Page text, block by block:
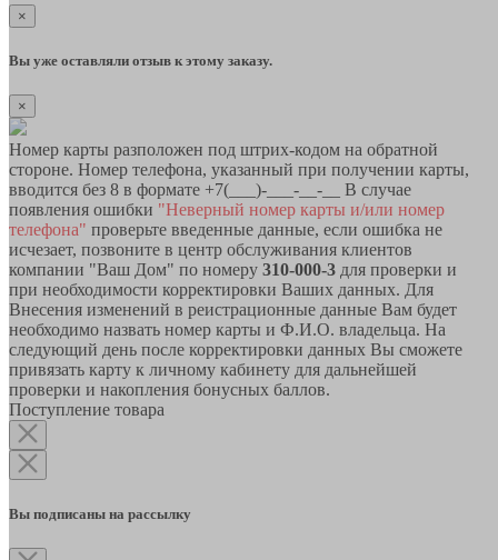
×
Вы уже оставляли отзыв к этому заказу.
×
Номер карты разположен под штрих-кодом на обратной
стороне. Номер телефона, указанный при получении карты,
вводится без 8 в формате +7(___)-___-__-__ В случае
появления ошибки "Неверный номер карты и/или номер
телефона" проверьте введенные данные, если ошибка не
исчезает, позвоните в центр обслуживания клиентов
компании "Ваш Дом" по номеру 310-000-3 для проверки и
при необходимости корректировки Ваших данных. Для
Внесения изменений в реистрационные данные Вам будет
необходимо назвать номер карты и Ф.И.О. владельца. На
следующий день после корректировки данных Вы сможете
привязать карту к личному кабинету для дальнейшей
проверки и накопления бонусных баллов.
Поступление товара
Вы подписаны на рассылку